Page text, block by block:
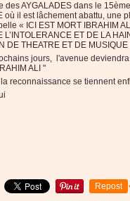
des AYGALADES dans le
où il est lâchement abattu, une
« ICI EST MORT IBRAHIM
L’INTOLERANCE ET DE LA
DE THEATRE ET DE
jours, l'avenue
ALI "
la reconnaissance se tiennent
Repost